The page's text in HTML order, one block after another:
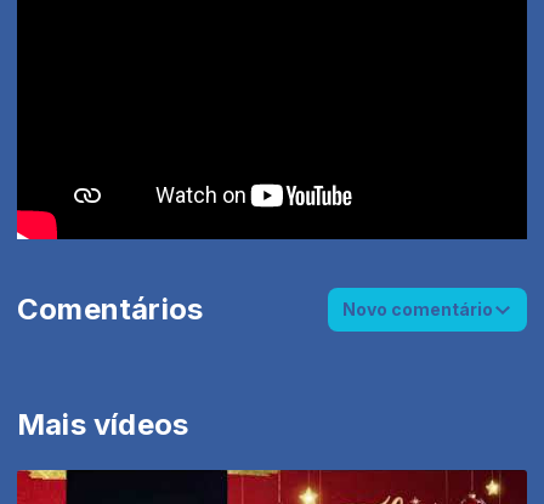
Mais vídeos
Comentários Novo comentário